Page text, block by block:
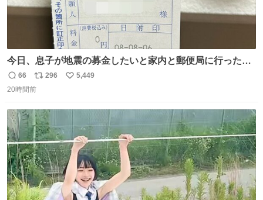
今日、息子が地震の募金したいと家内と郵便局に行ったみ
たいです。おもちゃとか買う選択肢もあったと思うけど、
自分で貯めてた2万円を役に立てて欲しい、みんなも元気
かできたらなぁと思いました。
返
信
66
リ
ポ
ト
数
296
い
5,449
20時間前